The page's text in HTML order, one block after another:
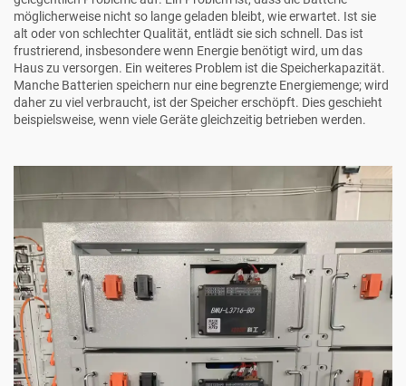
möglicherweise nicht so lange geladen bleibt, wie erwartet. Ist sie
alt oder von schlechter Qualität, entlädt sie sich schnell. Das ist
frustrierend, insbesondere wenn Energie benötigt wird, um das
Haus zu versorgen. Ein weiteres Problem ist die Speicherkapazität.
Manche Batterien speichern nur eine begrenzte Energiemenge; wird
daher zu viel verbraucht, ist der Speicher erschöpft. Dies geschieht
beispielsweise, wenn viele Geräte gleichzeitig betrieben werden.